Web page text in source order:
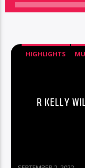
HIGHLIGHTS
R KELLY